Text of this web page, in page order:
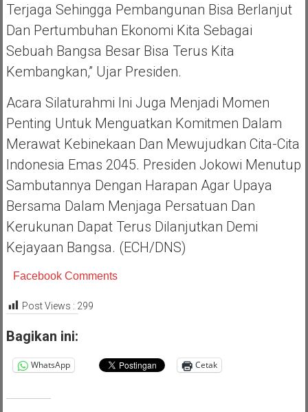
Terjaga Sehingga Pembangunan Bisa Berlanjut
Dan Pertumbuhan Ekonomi Kita Sebagai
Sebuah Bangsa Besar Bisa Terus Kita
Kembangkan,” Ujar Presiden.
Acara Silaturahmi Ini Juga Menjadi Momen
Penting Untuk Menguatkan Komitmen Dalam
Merawat Kebinekaan Dan Mewujudkan Cita-Cita
Indonesia Emas 2045. Presiden Jokowi Menutup
Sambutannya Dengan Harapan Agar Upaya
Bersama Dalam Menjaga Persatuan Dan
Kerukunan Dapat Terus Dilanjutkan Demi
Kejayaan Bangsa. (ECH/DNS)
Facebook Comments
Post Views : 299
Bagikan ini:
WhatsApp Cetak